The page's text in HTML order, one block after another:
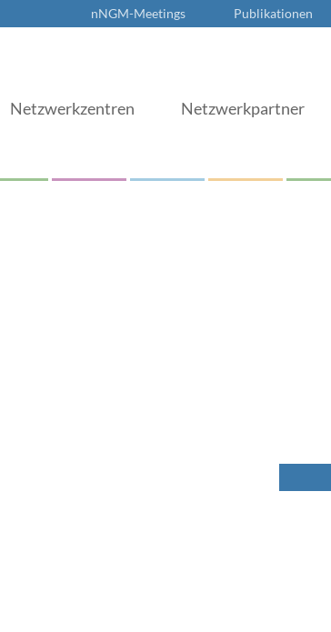
nNGM-Meetings Publikationen
Netzwerkzentren Netzwerkpartner